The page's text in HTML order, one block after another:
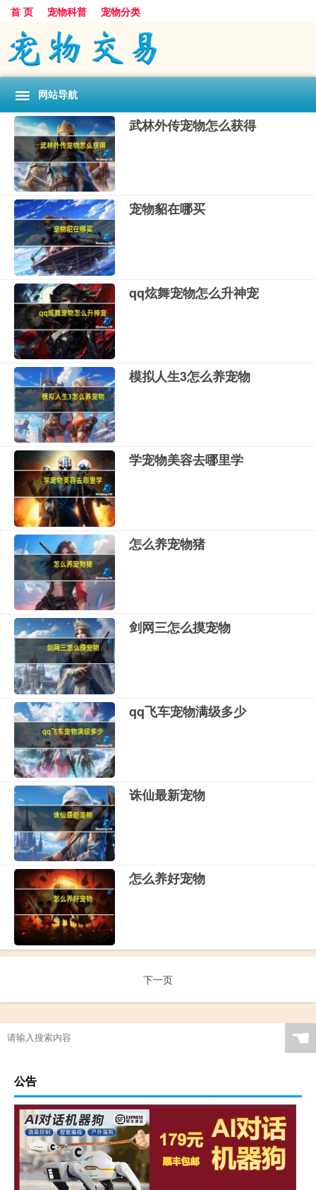
首 页 宠物科普 宠物分类
网站导航
武林外传宠物怎么获得
宠物貂在哪买
qq炫舞宠物怎么升神宠
模拟人生3怎么养宠物
学宠物美容去哪里学
怎么养宠物猪
剑网三怎么摸宠物
qq飞车宠物满级多少
诛仙最新宠物
怎么养好宠物
下一页
☚
公告